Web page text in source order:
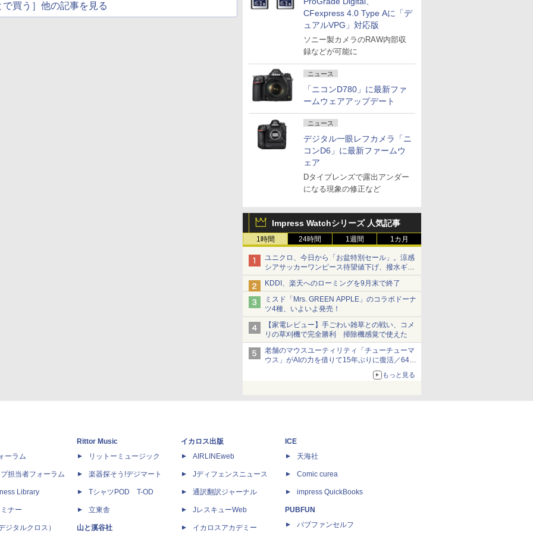
CFexpress 4.0 Type Aに「デ
ュアルVPG」対応版
ソニー製カメラのRAW内部収
録などが可能に
ニュース
「ニコンD780」に最新ファ
ームウェアアップデート
ニュース
デジタル一眼レフカメラ「ニ
コンD6」に最新ファームウ
ェア
Dタイプレンズで露出アンダー
になる現象の修正など
Impress Watchシリーズ 人気記事
1時間 24時間 1週間 1カ月
ユニクロ、今日から「お盆特別セール」。涼感
シアサッカーワンピース待望値下げ、撥水ギア
ショーツは1990円に
KDDI、楽天へのローミングを9月末で終了
ミスド「Mrs. GREEN APPLE」のコラボドーナ
ツ4種、いよいよ発売！
【家電レビュー】手ごわい雑草との戦い、コメ
リの草刈機で完全勝利 掃除機感覚で使えた
老舗のマウスユーティリティ「チューチューマ
ウス」がAIの力を借りて15年ぶりに復活／64bit
化、Windows 10/11、「Chrome」も走り回
る。復活記念で2026年末まで500円
もっと見る
で買う］他の記事を見る
ーラム
担当者フォーラム
Library
ナー
ジタルクロス）
Rittor Music
リットーミュージック
楽器探そう!デジマート
TシャツPOD T-OD
立東舎
山と溪谷社
イカロス出版
AIRLINEweb
Jディフェンスニュース
通訳翻訳ジャーナル
JレスキューWeb
イカロスアカデミー
ICE
天海社
Comic curea
impress QuickBooks
PUBFUN
パブファンセルフ